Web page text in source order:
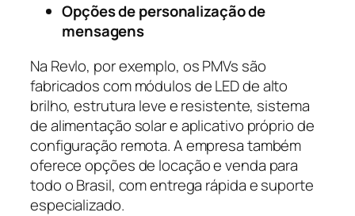
Opções de personalização de
mensagens
Na Revlo, por exemplo, os PMVs são
fabricados com módulos de LED de alto
brilho, estrutura leve e resistente, sistema
de alimentação solar e aplicativo próprio de
configuração remota. A empresa também
oferece opções de locação e venda para
todo o Brasil, com entrega rápida e suporte
especializado.